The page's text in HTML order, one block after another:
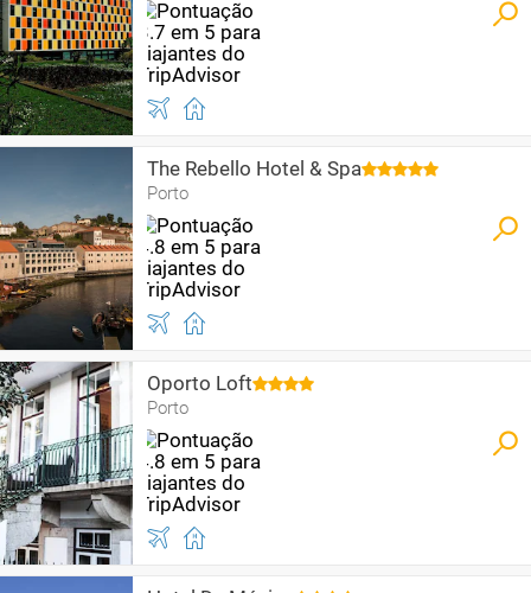
The Rebello Hotel & Spa
Porto
Oporto Loft
Porto